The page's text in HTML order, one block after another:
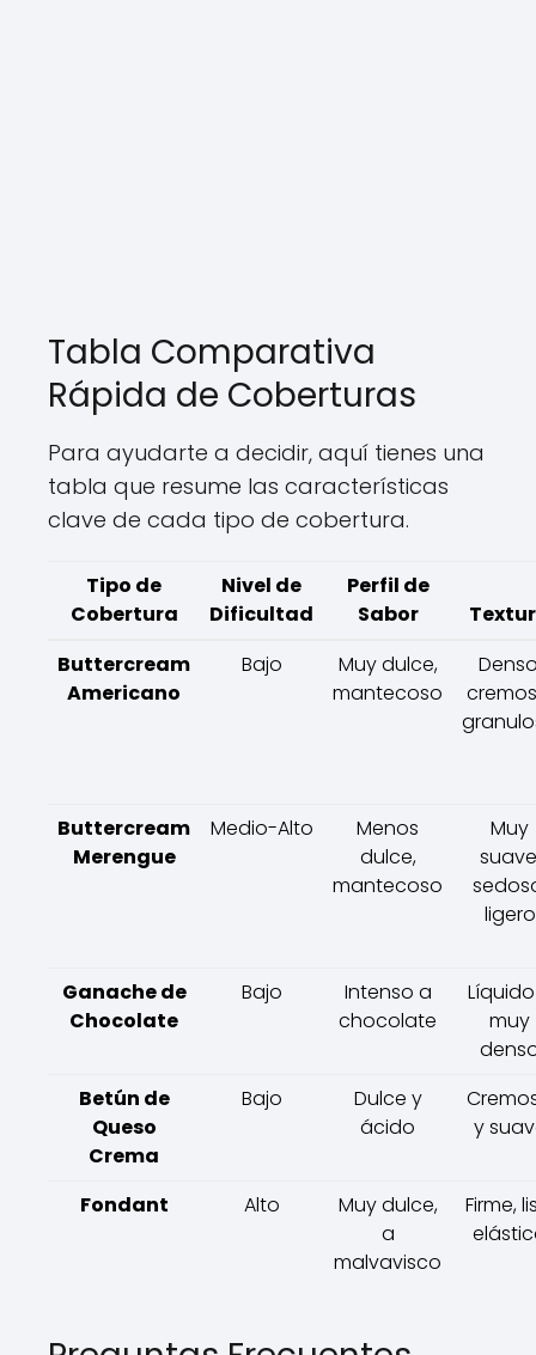
Tabla Comparativa
Rápida de Coberturas
Para ayudarte a decidir, aquí tienes una
tabla que resume las características
clave de cada tipo de cobertura.
Tipo de
Cobertura
Nivel de
Dificultad
Perfil de
Sabor
Buttercream
Americano
Bajo
Muy dulce,
mantecoso
Buttercream
Merengue
Medio-Alto
Menos
dulce,
mantecoso
Muy
ligero
Ganache de
Chocolate
Bajo
Intenso a
chocolate
muy
Betún de
Queso
Crema
Bajo
Dulce y
ácido
y
Fondant Alto
Muy dulce,
a
malvavisco
Firme,